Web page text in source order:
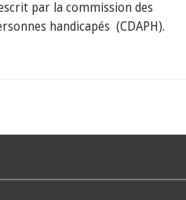
par la commission des
handicapés (CDAPH).